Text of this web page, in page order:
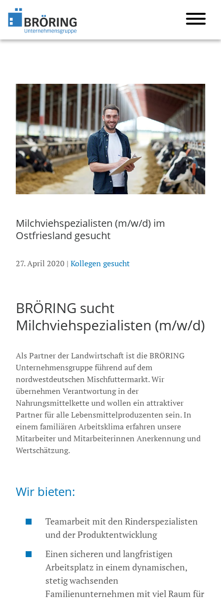
Milchviehspezialisten (m/w/d) im
Ostfriesland gesucht
27. April 2020 | Kollegen gesucht
BRÖRING sucht
Milchviehspezialisten (m/w/d)
Als Partner der Landwirtschaft ist die BRÖRING
Unternehmens­gruppe führend auf dem
nordwestdeutschen Mischfuttermarkt. Wir
übernehmen Verantwortung in der
Nahrungsmittelkette und wollen ein attraktiver
Partner für alle Lebensmittel­produzenten sein. In
einem familiären Arbeitsklima erfahren unsere
Mitarbeiter und Mitarbeiterinnen Anerkennung und
Wertschätzung.
Wir bieten:
Teamarbeit mit den Rinderspezialisten
und der Produktentwicklung
Einen sicheren und langfristigen
Arbeitsplatz in einem dynamischen,
stetig wachsenden
Familienunternehmen mit viel Raum für